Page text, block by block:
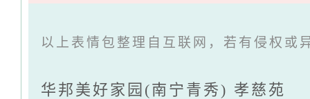
以上表情包整理自互联网，若有侵权或
华邦美好家园(南宁青秀) 孝慈苑